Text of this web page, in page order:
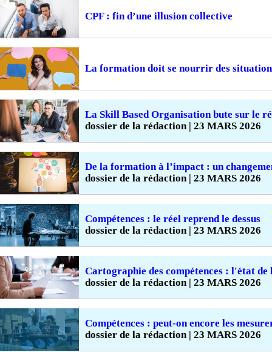
CPF : fin d’une illusion collective
La formation doit se nourrir des
La Skill Based Organisation bute sur le
dossier de la rédaction | 23 MARS 2026
De la formation à l’impact : un
dossier de la rédaction | 23 MARS 2026
Compétences : le réel reprend le dessus
dossier de la rédaction | 23 MARS 2026
Cartographie des compétences : l'état
dossier de la rédaction | 23 MARS 2026
Compétences : peut-on encore les
dossier de la rédaction | 23 MARS 2026